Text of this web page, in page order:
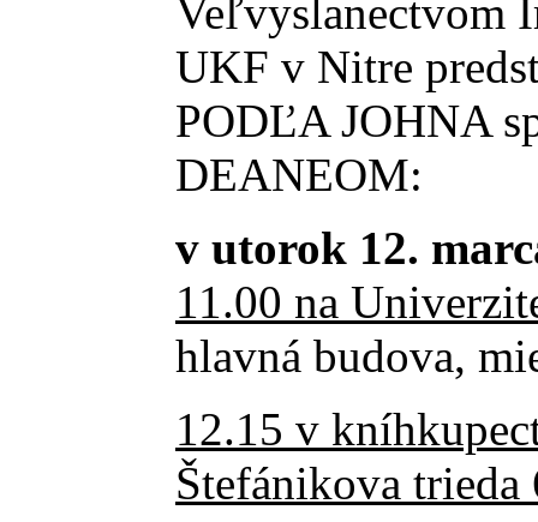
Veľvyslanectvom
UKF v Nitre
PODĽA JOHNA
DEANEOM:
v utorok 12.
11.00 na
hlavná budova,
12.15 v
Štefánikova trieda